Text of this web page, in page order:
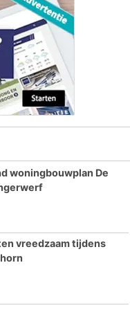
woningbouwplan De
vreedzaam tijdens